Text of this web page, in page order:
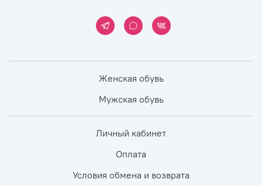
Женская обувь
Мужская обувь
Личный кабинет
Оплата
Условия обмена и возврата